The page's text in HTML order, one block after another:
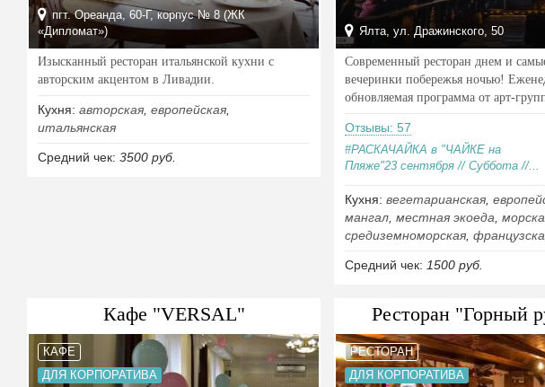
пгт. Ореанда, 60-Г, корпус № 8 (ЖК
«Дипломат»)
Изысканный ресторан итальянской кухни с
авторским акцентом в Ливадии.
Кухня: авторская европейская
итальянская
Средний чек: 3500 руб.
Ялта, ул. Дражинского, 50
Современный ресторан днем и
вечеринки побережья ночью!
обновляемая программа от арт-
Отзывы: 57
#РАСКАЧАЙКА в "ЧАЙКЕ на
Пляже"23 сентября // Суббота //...
Кухня:вегетарианская ,
мангал ,местная экоеда ,
средиземноморская ,
Средний чек: 1500 руб.
Кафе "VERSAL"
КАФЕ
ДЛЯ КОРПОРАТИВА
Ресторан "Горный
РЕСТОРАН
ДЛЯ КОРПОРАТИВА